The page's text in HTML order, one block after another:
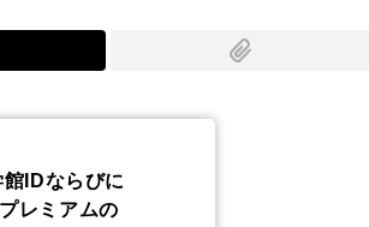
IDならびに
レミアムの